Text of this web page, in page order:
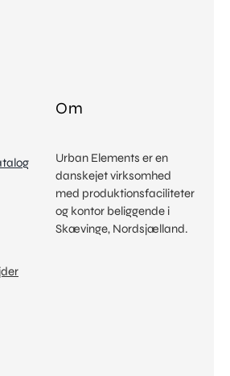
Om
Urban Elements er en
danskejet virksomhed
med produktionsfaciliteter
og kontor beliggende i
Skævinge, Nordsjælland.